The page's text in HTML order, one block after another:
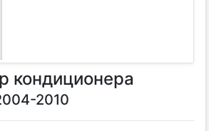
кондиционера
2010